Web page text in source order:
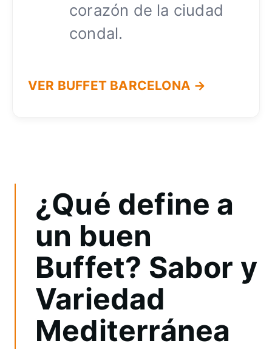
corazón de la ciudad
condal.
VER BUFFET BARCELONA →
¿Qué define a
un buen
Buffet? Sabor y
Variedad
Mediterránea